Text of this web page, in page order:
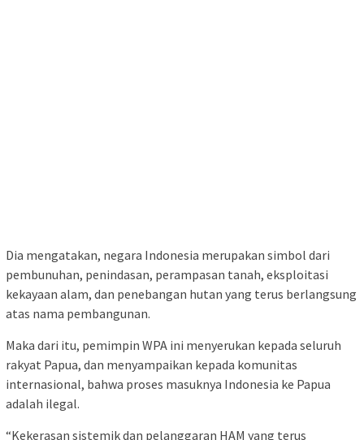
Dia mengatakan, negara Indonesia merupakan simbol dari
pembunuhan, penindasan, perampasan tanah, eksploitasi
kekayaan alam, dan penebangan hutan yang terus berlangsung
atas nama pembangunan.
Maka dari itu, pemimpin WPA ini menyerukan kepada seluruh
rakyat Papua, dan menyampaikan kepada komunitas
internasional, bahwa proses masuknya Indonesia ke Papua
adalah ilegal.
“Kekerasan sistemik dan pelanggaran HAM yang terus